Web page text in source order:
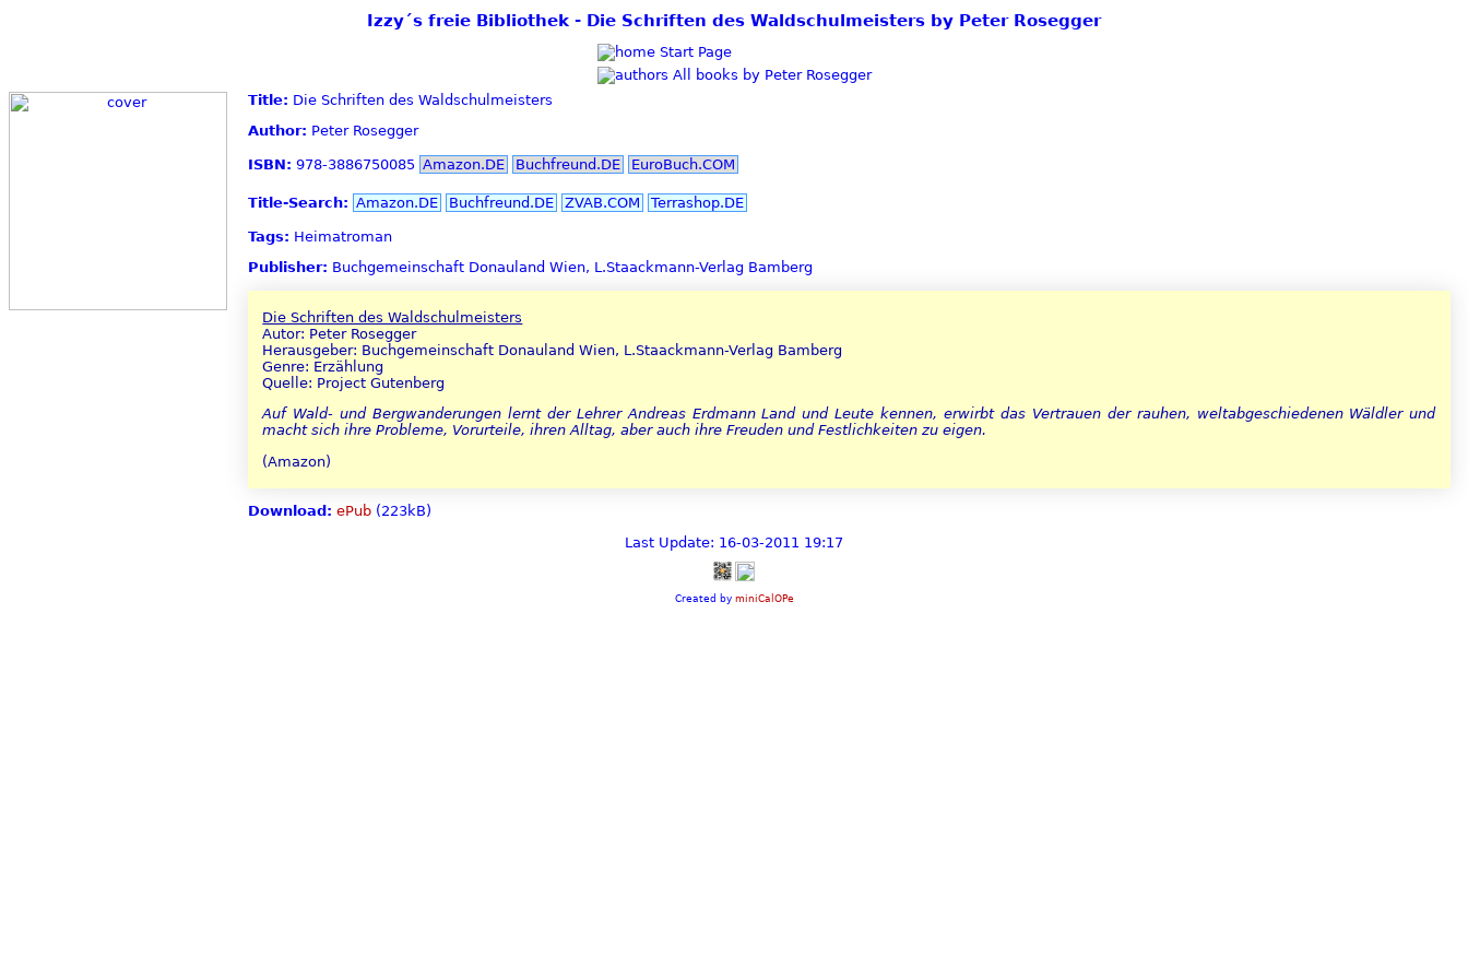
Izzy´s freie Bibliothek - Die Schriften des Waldschulmeisters by Peter Rosegger
Start Page
All books by Peter Rosegger
Title: Die Schriften des Waldschulmeisters
Author: Peter Rosegger
ISBN: 978-3886750085 Amazon.DE Buchfreund.DE EuroBuch.COM
Title-Search: Amazon.DE Buchfreund.DE ZVAB.COM Terrashop.DE
Tags: Heimatroman
Publisher: Buchgemeinschaft Donauland Wien, L.Staackmann-Verlag Bamberg
Die Schriften des Waldschulmeisters
Autor: Peter Rosegger
Herausgeber: Buchgemeinschaft Donauland Wien, L.Staackmann-Verlag Bamberg
Genre: Erzählung
Quelle: Project Gutenberg
Auf Wald- und Bergwanderungen lernt der Lehrer Andreas Erdmann Land und Leute kennen, erwirbt das Vertrauen der rauhen, weltabgeschiedenen Wäldler und
macht sich ihre Probleme, Vorurteile, ihren Alltag, aber auch ihre Freuden und Festlichkeiten zu eigen.
(Amazon)
Download: ePub (223kB)
Last Update: 16-03-2011 19:17
Created by miniCalOPe